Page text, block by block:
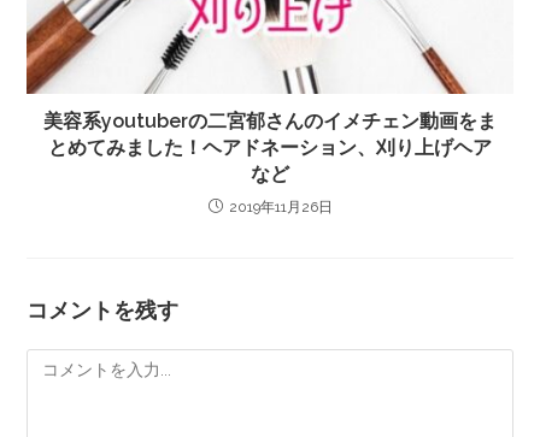
美容系youtuberの二宮郁さんのイメチェン動画をま
とめてみました！ヘアドネーション、刈り上げヘア
など
2019年11月26日
コメントを残す